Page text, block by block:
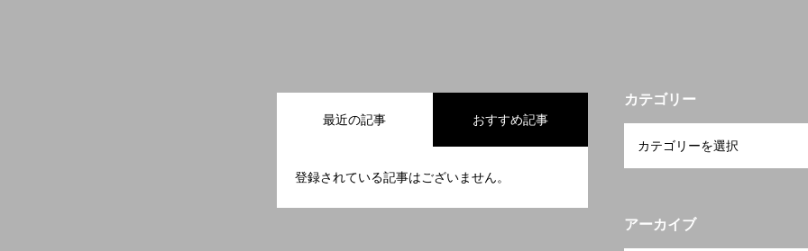
最近の記事 おすすめ記事
登録されている記事はございません。
カテゴリー
アーカイブ